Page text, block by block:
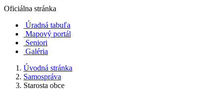
Oficiálna stránka
Úradná tabuľa
Mapový portál
Seniori
Galéria
Úvodná stránka
Samospráva
Starosta obce